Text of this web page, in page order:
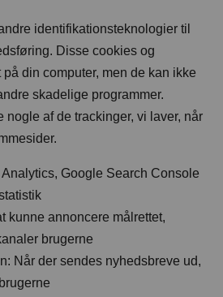
identifikationsteknologier til
Disse cookies og
din computer, men de kan ikke
skadelige programmer.
af de trackinger, vi laver, når
Google Search Console
kunne annoncere målrettet,
brugerne
Når der sendes nyhedsbreve ud,